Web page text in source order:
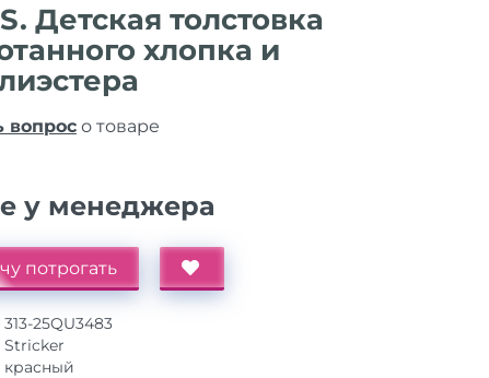
Детская толстовка
хлопка и
вопрос о товаре
у менеджера
потрогать
313-25QU3483
Stricker
красный